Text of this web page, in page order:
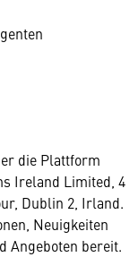
die Plattform
Ireland Limited, 4
Dublin 2, Irland.
Neuigkeiten
Angeboten bereit.